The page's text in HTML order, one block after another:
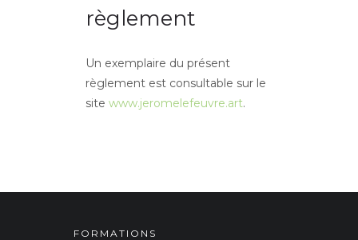
règlement
Un exemplaire du présent
règlement est consultable sur le
site www.jeromelefeuvre.art.
FORMATIONS